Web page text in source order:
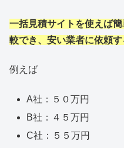
一括見積サイトを使えば
較でき、安い業者に依頼す
例えば
A社：５０万円
B社：４５万円
C社：５５万円